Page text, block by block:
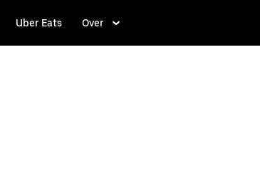
Uber Eats Over